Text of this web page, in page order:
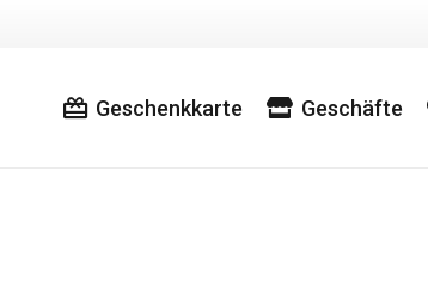
Geschenkkarte Geschäfte